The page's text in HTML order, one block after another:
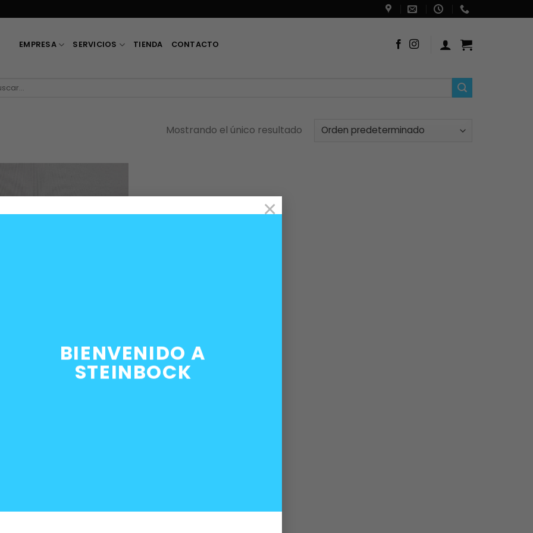
BIENVENIDO A
STEINBOCK
×
EMPRESA SERVICIOS TIENDA CONTACTO
Mostrando el único resultado
centralizado BMW E36 y